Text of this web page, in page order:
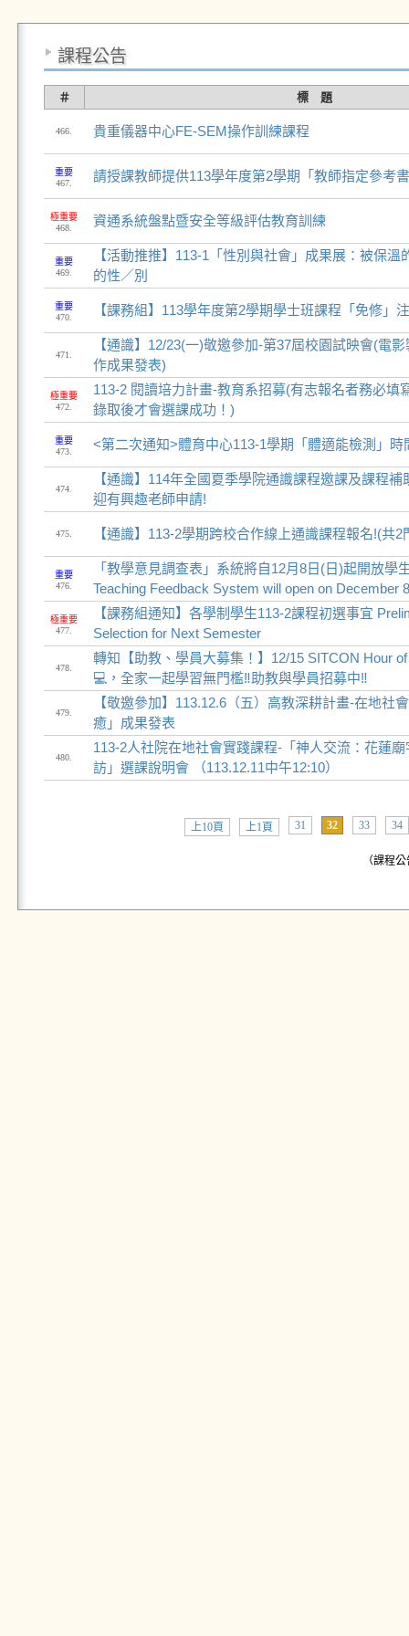
課程公告
＃ 標 題
466. 貴重儀器中心FE-SEM操作訓練課程
重要
467.
請授課教師提供113學年度第2學期「教師指定參考
極重要
468.
資通系統盤點暨安全等級評估教育訓練
重要
469.
【活動推推】113-1「性別與社會」成果展：被保
的性／別
重要
470.
【課務組】113學年度第2學期學士班課程「免修」
471.
【通識】12/23(一)敬邀參加-第37屆校園試映會(電
作成果發表)
極重要
472.
113-2 閱讀培力計畫-教育系招募(有志報名者務必填
錄取後才會選課成功！)
重要
473.
<第二次通知>體育中心113-1學期「體適能檢測」時
474.
【通識】114年全國夏季學院通識課程邀課及課程
迎有興趣老師申請!
475. 【通識】113-2學期跨校合作線上通識課程報名!(共2
重要
476.
「教學意見調查表」系統將自12月8日(日)起開放學
Teaching Feedback System will open on December
極重要
477.
【課務組通知】各學制學生113-2課程初選事宜
Selection for Next Semester
478.
轉知【助教、學員大募集！】12/15 SITCON Hour
💻，全家一起學習無門檻‼️助教與學員招募中‼️
479.
【敬邀參加】113.12.6（五）高教深耕計畫-在地社
癒」成果發表
480.
113-2人社院在地社會實踐課程-「神人交流：花蓮
訪」選課說明會 （113.12.11中午12:10）
上10頁 上1頁 31 32 33 34
（課程